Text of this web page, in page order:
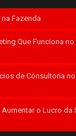
Fazenda
Que Funciona no
de Consultoria
o Lucro da